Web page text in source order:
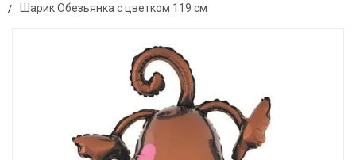
Шарик Обезьянка с цветком 119 см